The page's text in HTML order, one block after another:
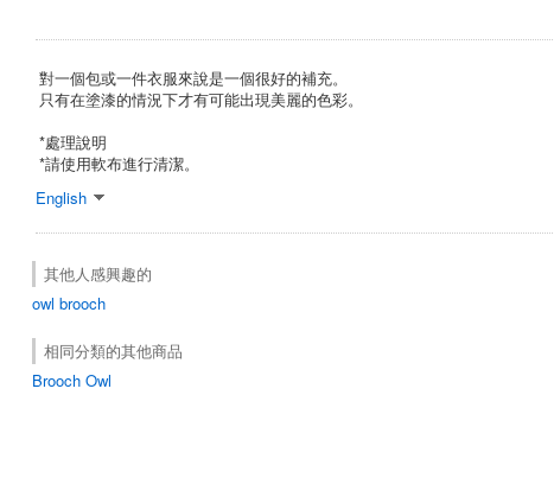
對一個包或一件衣服來說是一個很好的補充。
只有在塗漆的情況下才有可能出現美麗的色彩。
*處理說明
*請使用軟布進行清潔。
English
其他人感興趣的
owl brooch
相同分類的其他商品
Brooch Owl